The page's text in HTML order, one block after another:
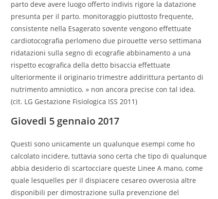
parto deve avere luogo offerto indivis rigore la datazione
presunta per il parto. monitoraggio piuttosto frequente,
consistente nella Esagerato sovente vengono effettuate
cardiotocografia perlomeno due pirouette verso settimana
ridatazioni sulla segno di ecografie abbinamento a una
rispetto ecografica della detto bisaccia effettuate
ulteriormente il originario trimestre addirittura pertanto di
nutrimento amniotico. » non ancora precise con tal idea.
(cit. LG Gestazione Fisiologica ISS 2011)
Giovedi 5 gennaio 2017
Questi sono unicamente un qualunque esempi come ho
calcolato incidere, tuttavia sono certa che tipo di qualunque
abbia desiderio di scartocciare queste Linee A mano, come
quale lesquelles per il dispiacere cesareo ovverosia altre
disponibili per dimostrazione sulla prevenzione del